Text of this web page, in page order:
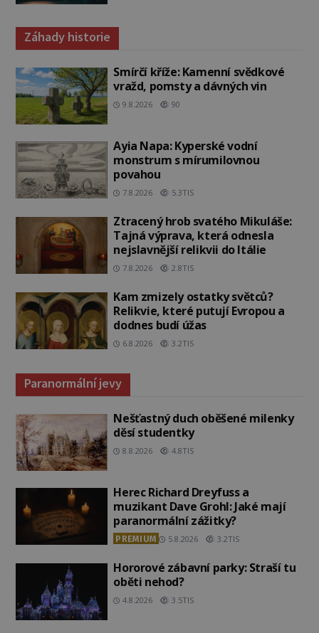
Záhady historie
Smírčí kříže: Kamenní svědkové
vražd, pomsty a dávných vin
9.8.2026 90
Ayia Napa: Kyperské vodní
monstrum s mírumilovnou
povahou
7.8.2026 5.3TIS
Ztracený hrob svatého Mikuláše:
Tajná výprava, která odnesla
nejslavnější relikvii do Itálie
7.8.2026 2.8TIS
Kam zmizely ostatky světců?
Relikvie, které putují Evropou a
dodnes budí úžas
6.8.2026 3.2TIS
Paranormální jevy
Nešťastný duch oběšené milenky
děsí studentky
8.8.2026 4.8TIS
Herec Richard Dreyfuss a
muzikant Dave Grohl: Jaké mají
paranormální zážitky?
PREMIUM 5.8.2026 3.2TIS
Hororové zábavní parky: Straší tu
oběti nehod?
4.8.2026 3.5TIS